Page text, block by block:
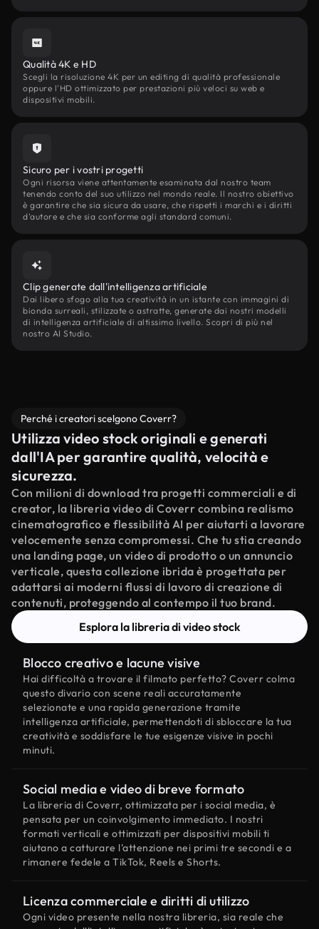
Qualità 4K e HD
Scegli la risoluzione 4K per un editing di qualità professionale
oppure l'HD ottimizzato per prestazioni più veloci su web e
dispositivi mobili.
Sicuro per i vostri progetti
Ogni risorsa viene attentamente esaminata dal nostro team
tenendo conto del suo utilizzo nel mondo reale. Il nostro obiettivo
è garantire che sia sicura da usare, che rispetti i marchi e i diritti
d'autore e che sia conforme agli standard comuni.
Clip generate dall'intelligenza artificiale
Dai libero sfogo alla tua creatività in un istante con immagini di
bionda surreali, stilizzate o astratte, generate dai nostri modelli
di intelligenza artificiale di altissimo livello. Scopri di più nel
nostro AI Studio.
Perché i creatori scelgono Coverr?
Utilizza video stock originali e generati
dall'IA per garantire qualità, velocità e
sicurezza.
Con milioni di download tra progetti commerciali e di
creator, la libreria video di Coverr combina realismo
cinematografico e flessibilità AI per aiutarti a lavorare
velocemente senza compromessi. Che tu stia creando
una landing page, un video di prodotto o un annuncio
verticale, questa collezione ibrida è progettata per
adattarsi ai moderni flussi di lavoro di creazione di
contenuti, proteggendo al contempo il tuo brand.
Esplora la libreria di video stock
Blocco creativo e lacune visive
Hai difficoltà a trovare il filmato perfetto? Coverr colma
questo divario con scene reali accuratamente
selezionate e una rapida generazione tramite
intelligenza artificiale, permettendoti di sbloccare la tua
creatività e soddisfare le tue esigenze visive in pochi
minuti.
Social media e video di breve formato
La libreria di Coverr, ottimizzata per i social media, è
pensata per un coinvolgimento immediato. I nostri
formati verticali e ottimizzati per dispositivi mobili ti
aiutano a catturare l'attenzione nei primi tre secondi e a
rimanere fedele a TikTok, Reels e Shorts.
Licenza commerciale e diritti di utilizzo
Ogni video presente nella nostra libreria, sia reale che